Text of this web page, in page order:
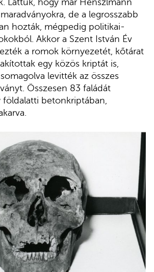
de a legrosszabb
hozták, mégpedig politikai-
Akkor a Szent István Év
a romok környezetét, kőtárat
egy közös kriptát is,
levitték az összes
Összesen 83 faládát
földalatti betonkriptában,